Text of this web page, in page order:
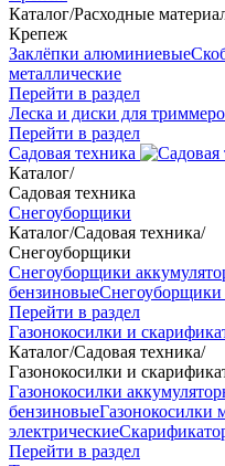
Каталог/Расходные
Крепеж
Заклёпки алюминиевые
металлические
Перейти в раздел
Леска и диски для
Перейти в раздел
Садовая техника
Каталог/
Садовая техника
Снегоуборщики
Каталог/Садовая техника/
Снегоуборщики
Снегоуборщики
бензиновыеСнегоуборщики
Перейти в раздел
Газонокосилки и
Каталог/Садовая техника/
Газонокосилки и
Газонокосилки
бензиновыеГазонокосилки
электрические
Перейти в раздел